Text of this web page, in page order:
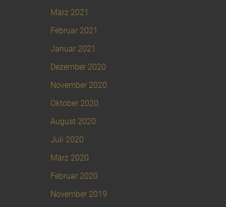
März 2021
Februar 2021
Januar 2021
Dezember 2020
November 2020
Oktober 2020
August 2020
Juli 2020
März 2020
Februar 2020
November 2019